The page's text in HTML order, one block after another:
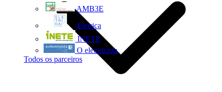
AMB3E
Eletrica
INETE
O electricista
Todos os parceiros